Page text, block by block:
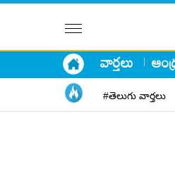
వార్తలు
#తెలుగు వార్తలు